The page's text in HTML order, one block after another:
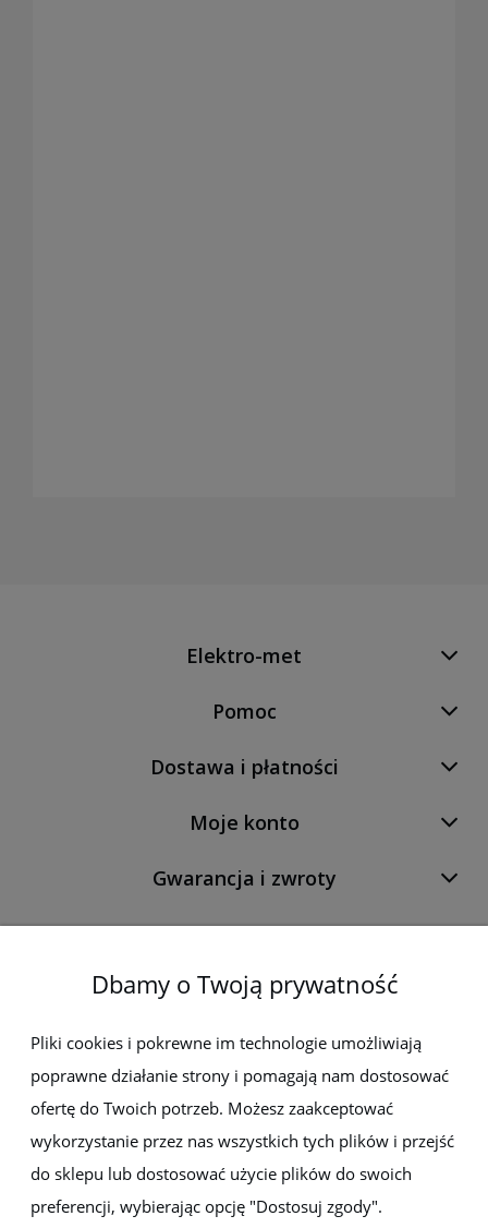
Elektro-met
Pomoc
Dostawa i płatności
Moje konto
Gwarancja i zwroty
O firmie
Newsletter
Zapisz się do newslettera, aby być na bieżąco z nowościami i
promocjami
Dbamy o Twoją prywatność
Pliki cookies i pokrewne im technologie umożliwiają
poprawne działanie strony i pomagają nam dostosować
ofertę do Twoich potrzeb. Możesz zaakceptować
wykorzystanie przez nas wszystkich tych plików i przejść
do sklepu lub dostosować użycie plików do swoich
preferencji, wybierając opcję "Dostosuj zgody".